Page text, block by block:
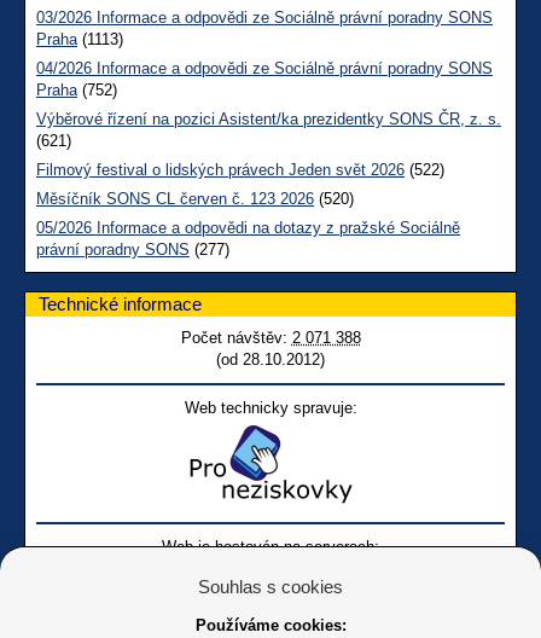
03/2026 Informace a odpovědi ze Sociálně právní poradny SONS
Praha(1113)
04/2026 Informace a odpovědi ze Sociálně právní poradny SONS
Praha(752)
Výběrové řízení na pozici Asistent/ka prezidentky SONS ČR, z. s.
(621)
Filmový festival o lidských právech Jeden svět 2026 (522)
Měsíčník SONS CL červen č. 123 2026 (520)
05/2026 Informace a odpovědi na dotazy z pražské Sociálně
právní poradny SONS (277)
Technické informace
Počet návštěv: 2 071 388
(od 28.10.2012)
Web technicky spravuje:
Web je hostován na serverech:
Souhlas s cookies
Používáme cookies: